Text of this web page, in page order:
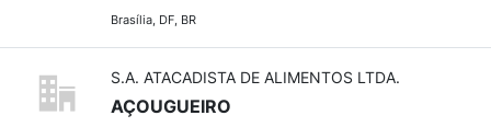
Brasília, DF, BR
S.A. ATACADISTA DE ALIMENTOS LTDA.
AÇOUGUEIRO